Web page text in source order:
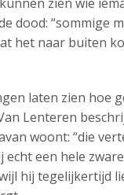
dood: “sommige
het naar buiten
laten zien hoe
Lenteren
woont: “die
echt een hele
hij tegelijkertijd